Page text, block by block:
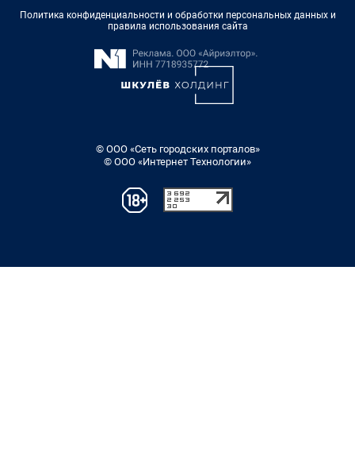
Политика конфиденциальности и обработки персональных данных и
правила использования сайта
© ООО «Сеть городских порталов»
© ООО «Интернет Технологии»